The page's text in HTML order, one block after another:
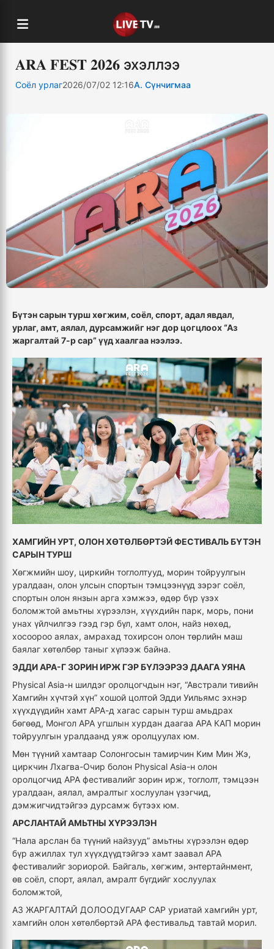
𝐀𝐑𝐀 𝐅𝐄𝐒𝐓 𝟐𝟎𝟐𝟔 эхэллээ
Соёл урлаг2026/07/02 12:16А. Сүнчигмаа
Бүтэн сарын турш хөгжим, соёл, спорт, адал явдал,
урлаг, амт, аялал, дурсамжийг нэг дор цогцлоох “Аз
жаргалтай 7-р сар” үүд хаалгаа нээлээ.
ХАМГИЙН УРТ, ОЛОН ХӨТӨЛБӨРТЭЙ ФЕСТИВАЛЬ БҮТЭН
САРЫН ТУРШ
Хөгжмийн шоу, циркийн тоглолтууд, морин тойруулгын
уралдаан, олон улсын спортын тэмцээнүүд зэрэг соёл,
спортын олон янзын арга хэмжээ, өдөр бүр үзэх
боломжтой амьтны хүрээлэн, хүүхдийн парк, морь, пони
унах үйлчилгээ гээд гэр бүл, хамт олон, найз нөхөд,
хосоороо аялах, амрахад тохирсон олон төрлийн маш
баялаг хөтөлбөр таныг хүлээж байна.
ЭДДИ АРА-Г ЗОРИН ИРЖ ГЭР БҮЛЭЭРЭЭ ДААГА УЯНА
Physical Asia-н шилдэг оролцогчдын нэг, “Австрали тивийн
Хамгийн хүчтэй хүн” хошой цолтой Эдди Уильямс эхнэр
хүүхдүүдийн хамт АРА-д хагас сарын турш амьдрах
бөгөөд, Монгол АРА угшлын хурдан даагаа АРА КАП морин
тойруулгын уралдаанд уяж оролцуулах юм.
Мөн түүний хамтаар Солонгосын тамирчин Ким Мин Жэ,
циркчин Лхагва-Очир болон Physical Asia-н олон
оролцогчид АРА фестивалийг зорин ирж, тоглолт, тэмцээн
уралдаан, аялал, амралтыг хослуулан үзэгчид,
дэмжигчидтэйгээ дурсамж бүтээх юм.
АРСЛАНТАЙ АМЬТНЫ ХҮРЭЭЛЭН
“Нала арслан ба түүний найзууд” амьтны хүрээлэн өдөр
бүр ажиллах тул хүүхдүүдтэйгээ хамт заавал АРА
фестивалийг зориорой. Байгаль, хөгжим, энтертайнмент,
өв соёл, спорт, аялал, амралт бүгдийг хослуулах
боломжтой,
АЗ ЖАРГАЛТАЙ ДОЛООДУГААР САР уриатай хамгийн урт,
хамгийн олон хөтөлбөртэй АРА фестивальд тавтай морил.